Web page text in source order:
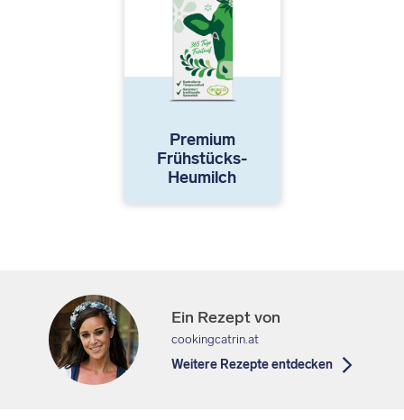
Premium
Frühstücks-
Heumilch
Ein Rezept von
cookingcatrin.at
Weitere Rezepte entdecken